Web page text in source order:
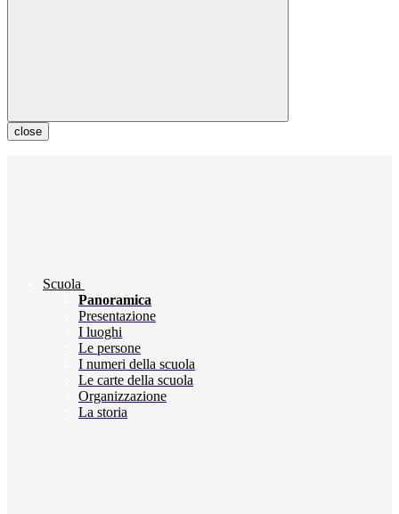
close
Scuola
Panoramica
Presentazione
I luoghi
Le persone
I numeri della scuola
Le carte della scuola
Organizzazione
La storia